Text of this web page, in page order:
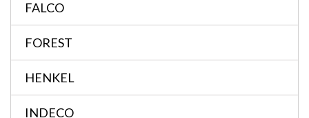
FALCO
FOREST
HENKEL
INDECO